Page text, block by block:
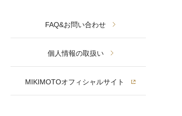
FAQ&お問い合わせ
個人情報の取扱い
MIKIMOTOオフィシャルサイト